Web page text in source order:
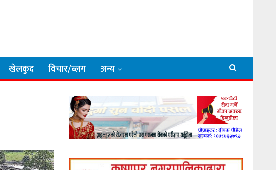
खेलकुद विचार/ब्लग अन्य